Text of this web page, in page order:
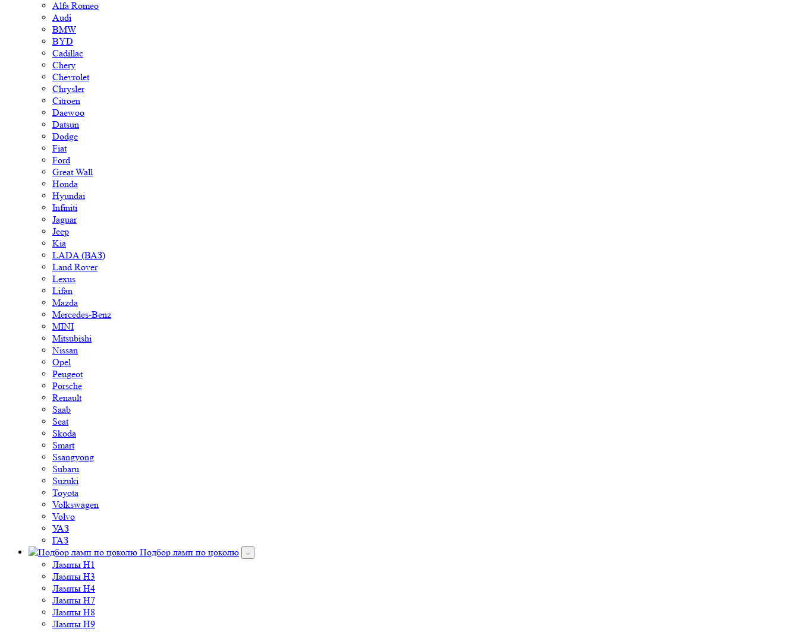
Alfa Romeo
Audi
BMW
BYD
Cadillac
Chery
Chevrolet
Chrysler
Citroen
Daewoo
Datsun
Dodge
Fiat
Ford
Great Wall
Honda
Hyundai
Infiniti
Jaguar
Jeep
Kia
LADA (ВАЗ)
Land Rover
Lexus
Lifan
Mazda
Mercedes-Benz
MINI
Mitsubishi
Nissan
Opel
Peugeot
Porsche
Renault
Saab
Seat
Skoda
Smart
Ssangyong
Subaru
Suzuki
Toyota
Volkswagen
Volvo
УАЗ
ГАЗ
Подбор ламп по цоколю
Лампы H1
Лампы H3
Лампы H4
Лампы H7
Лампы H8
Лампы H9